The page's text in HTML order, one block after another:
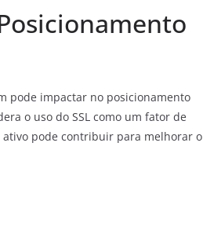
pode impactar no posicionamento
o uso do SSL como um fator de
ativo pode contribuir para melhorar o